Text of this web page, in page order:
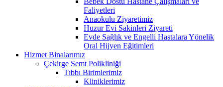
Faliyetleri
Anaokulu Ziyaretimiz
Huzur Evi Sakinleri Ziyareti
Evde Sağlık ve Engelli Hastalara Yönelik
Oral Hijyen Eğitimleri
Hizmet Binalarımız
Çekirge Semt Polikliniği
Tıbbı Birimlerimiz
Kliniklerimiz